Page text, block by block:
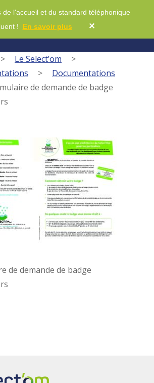
de l'accueil et du standard téléphonique
! En savoir plus ✕
> Le Select’om
>
>
Documentations
de demande de badge
de demande de badge